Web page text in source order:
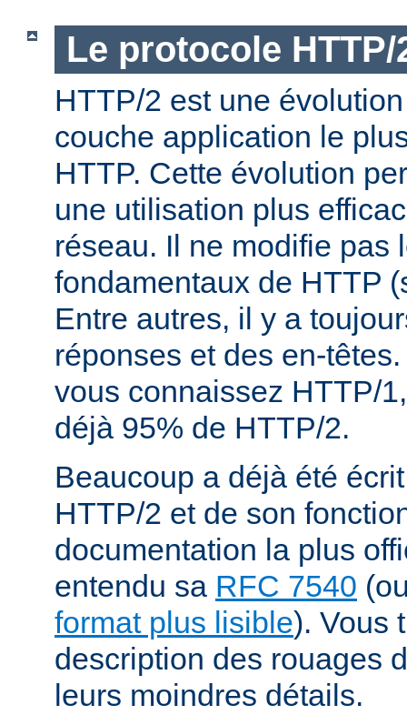
Le protocole HTTP/
HTTP/2 est une
couche application le
HTTP. Cette évolution
une utilisation plus
réseau. Il ne modifie pas
fondamentaux de HTTP
Entre autres, il y a
réponses et des en-
vous connaissez HTTP/
déjà 95% de HTTP/2.
Beaucoup a déjà été
HTTP/2 et de son
documentation la plus
entendu sa RFC 7540
format plus lisible). Vous
description des rouages
leurs moindres détails.